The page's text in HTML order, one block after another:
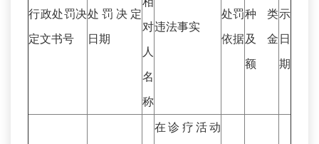
行政处罚决
定文书号
处罚决定
日期
对
人
名
称
违法事实
处罚
依据
种类
及金
额
示
日
期
在诊疗活动